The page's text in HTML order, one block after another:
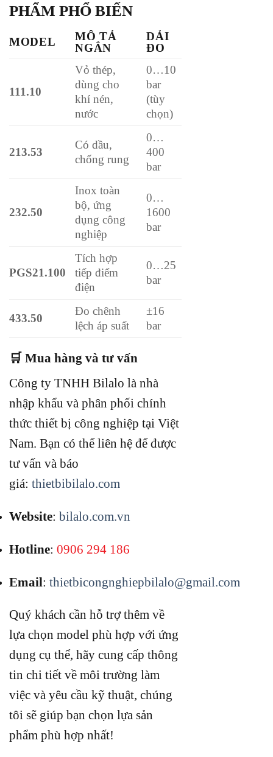
PHẨM PHỔ BIẾN
MODEL
MÔ TẢ
NGẮN
DẢI
ĐO
111.10
Vỏ thép,
dùng cho
khí nén,
nước
0…10
bar
(tùy
chọn)
213.53
Có dầu,
chống rung
0…
400
bar
232.50
Inox toàn
bộ, ứng
dụng công
nghiệp
0…
1600
bar
PGS21.100
Tích hợp
tiếp điểm
điện
0…25
bar
433.50
Đo chênh
lệch áp suất
±16
bar
🛒 Mua hàng và tư vấn
Công ty TNHH Bilalo là nhà
nhập khẩu và phân phối chính
thức thiết bị công nghiệp tại Việt
Nam. Bạn có thể liên hệ để được
tư vấn và báo
giá: thietbibilalo.com
Website: bilalo.com.vn
Hotline: 0906 294 186
Email: thietbicongnghiepbilalo@gmail.com
Quý khách cần hỗ trợ thêm về
lựa chọn model phù hợp với ứng
dụng cụ thể, hãy cung cấp thông
tin chi tiết về môi trường làm
việc và yêu cầu kỹ thuật, chúng
tôi sẽ giúp bạn chọn lựa sản
phẩm phù hợp nhất!